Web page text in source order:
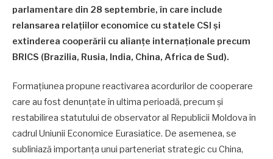
parlamentare din 28 septembrie, în care include
relansarea relaţiilor economice cu statele CSI şi
extinderea cooperării cu alianţe internaţionale precum
BRICS (Brazilia, Rusia, India, China, Africa de Sud).
Formațiunea propune reactivarea acordurilor de cooperare
care au fost denunţate în ultima perioadă, precum şi
restabilirea statutului de observator al Republicii Moldova în
cadrul Uniunii Economice Eurasiatice. De asemenea, se
subliniază importanţa unui parteneriat strategic cu China,